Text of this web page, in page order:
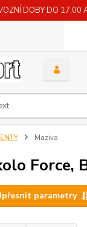
DOBY DO 17,00
Maziva
Force,
parametry